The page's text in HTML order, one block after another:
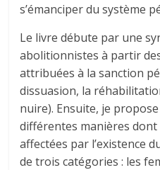
s’émanciper du système
Le livre débute par une
abolitionnistes à partir
attribuées à la sanction
dissuasion, la
nuire). Ensuite, je
différentes manières
affectées par l’existence
de trois catégories : les